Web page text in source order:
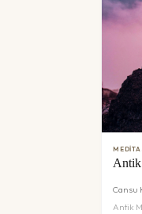
Antik
Cansu
Antik